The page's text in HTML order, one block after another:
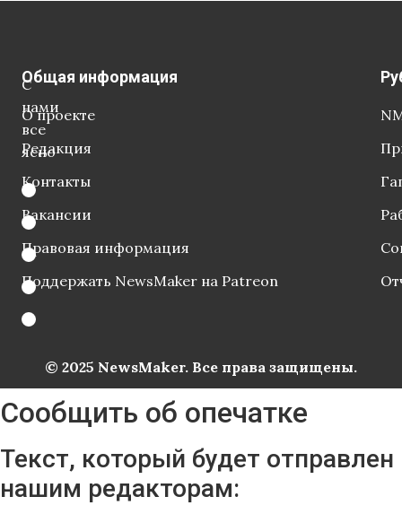
С
нами
все
ясно
Общая информация
О проекте
Редакция
Контакты
Вакансии
Правовая информация
Поддержать NewsMaker на Patreon
© 2025 NewsMaker. Все права защищены.
Сообщить об опечатке
Текст, который будет отправлен
нашим редакторам: